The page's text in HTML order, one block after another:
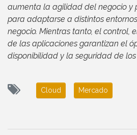
aumenta la agilidad del negocio y
para adaptarse a distintos
negocio. Mientras tanto, el control,
de las aplicaciones garantizan el
disponibilidad y la seguridad de los
Cloud Mercado